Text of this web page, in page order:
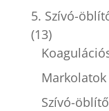
5. Szívó-
(13)
Markolatok
Szívó-